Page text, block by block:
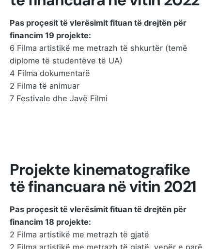
Pas proçesit të vlerësimit fituan të drejtën për
financim 19 projekte:
6 Filma artistikë me metrazh të shkurtër (temë
diplome të studentëve të UA)
4 Filma dokumentarë
2 Filma të animuar
7 Festivale dhe Javë Filmi
Projekte kinematografike
të financuara në vitin 2021
Pas proçesit të vlerësimit fituan të drejtën për
financim 18 projekte:
2 Filma artistikë me metrazh të gjatë
2 Filma artistikë me metrazh të gjatë, vepër e parë